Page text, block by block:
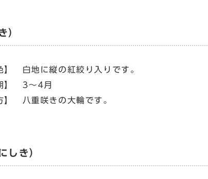
）
】 白地に縦の紅絞り入りです。
】 3～4月
】 八重咲きの大輪です。
しき）